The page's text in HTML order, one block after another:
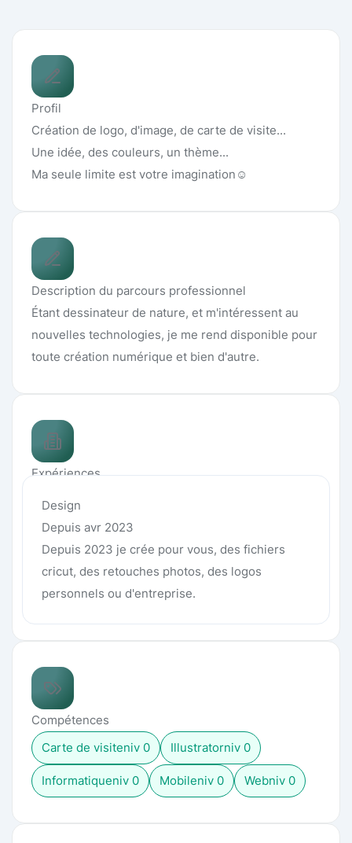
Profil
Création de logo, d'image, de carte de visite...
Une idée, des couleurs, un thème...
Ma seule limite est votre imagination☺️
Description du parcours professionnel
Étant dessinateur de nature, et m'intéressent au
nouvelles technologies, je me rend disponible pour
toute création numérique et bien d'autre.
Expériences
Design
Depuis avr 2023
Depuis 2023 je crée pour vous, des fichiers
cricut, des retouches photos, des logos
personnels ou d'entreprise.
Compétences
Carte de visiteniv 0 Illustratorniv 0
Informatiqueniv 0 Mobileniv 0 Webniv 0